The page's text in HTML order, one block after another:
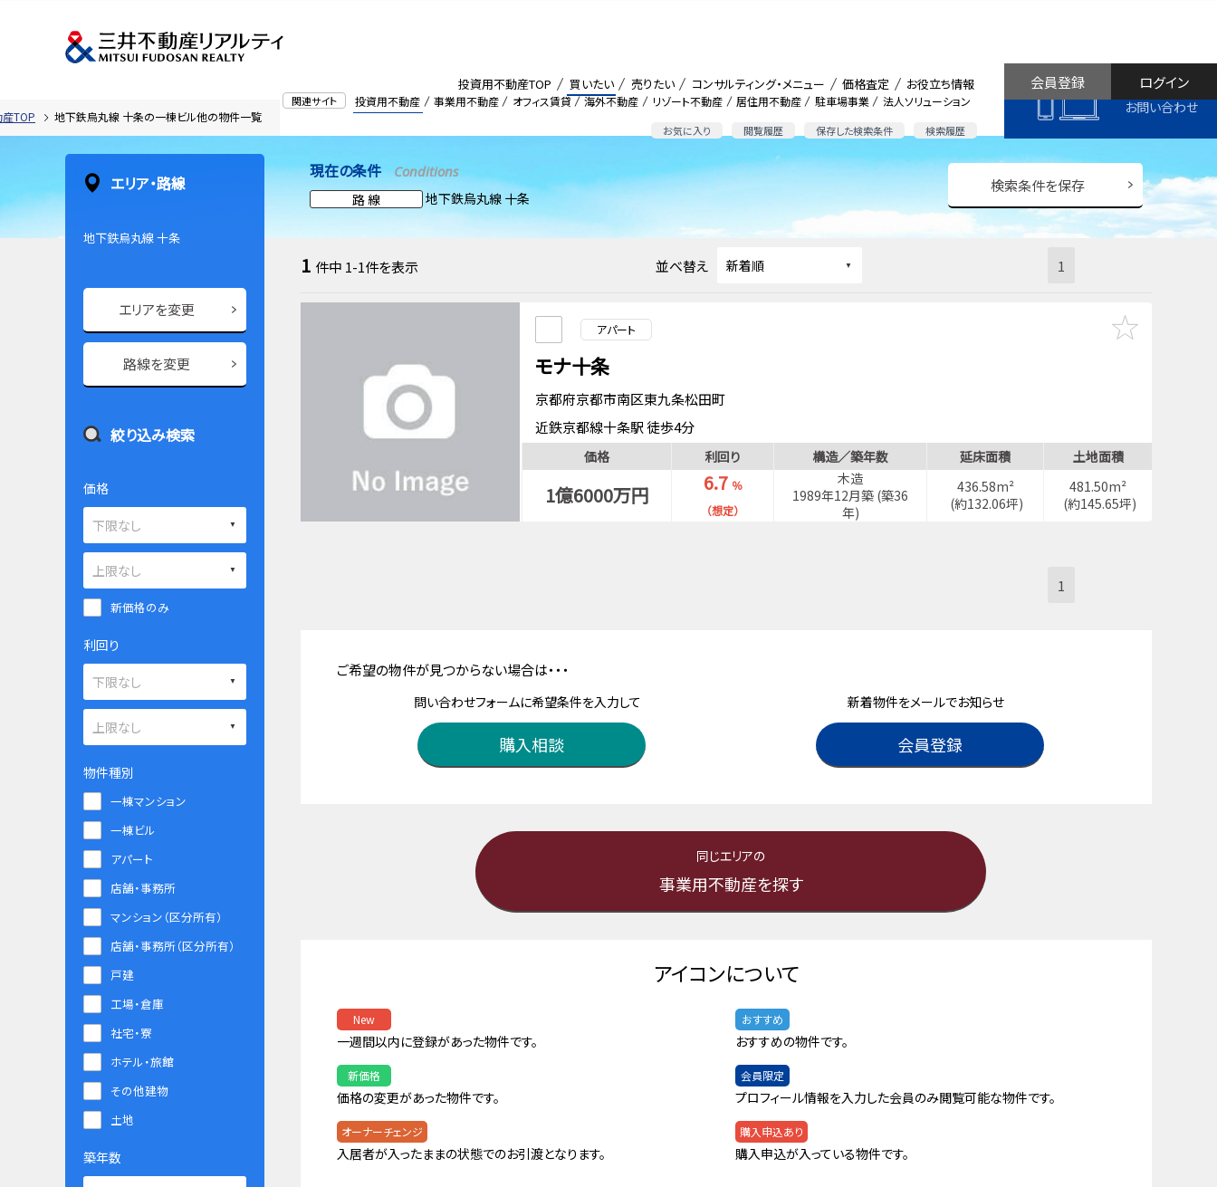
関連サイト 投資用不動産 事業用不動産 オフィス賃貸 海外不動産 リゾート不動産 居住用不動産 駐車場事業 法人ソリューション
お気に入り 閲覧履歴 保存した検索条件 検索履歴
投資用不動産TOP 買いたい 売りたい コンサルティング・メニュー 価格査定 お役立ち情報
お問い合わせ
ログイン
会員登録
TOP 地下鉄烏丸線 十条の一棟ビル他の物件一覧
現在の条件 Conditions
路 線
地下鉄烏丸線 十条
検索条件を保存
1 件中 1-1件を表示 並べ替え 1
アパート
モナ十条
京都府京都市南区東九条松田町
近鉄京都線十条駅 徒歩4分
地下鉄烏丸線十条駅 徒歩8分
価格 利回り 構造／築年数 延床面積 土地面積
1億6000万円 6.7 ％
（想定）
木造
1989年12月築 (築36
年)
436.58m²
(約132.06坪)
481.50m²
(約145.65坪)
1
ご希望の物件が見つからない場合は・・・
問い合わせフォームに希望条件を入力して
購入相談
新着物件をメールでお知らせ
会員登録
同じエリアの
事業用不動産を探す
アイコンについて
New
一週間以内に登録があった物件です。
おすすめ
おすすめの物件です。
新価格
価格の変更があった物件です。
会員限定
プロフィール情報を入力した会員のみ閲覧可能な物件です。
オーナーチェンジ
入居者が入ったままの状態でのお引渡となります。
購入申込あり
購入申込が入っている物件です。
エリア・路線
地下鉄烏丸線 十条
エリアを変更
路線を変更
絞り込み検索
価格
新価格のみ
利回り
物件種別
一棟マンション
一棟ビル
アパート
店舗・事務所
マンション（区分所有）
店舗・事務所（区分所有）
戸建
工場・倉庫
社宅・寮
ホテル・旅館
その他建物
土地
築年数